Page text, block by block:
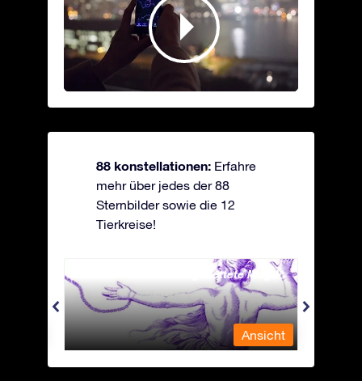
88 konstellationen: Erfahre
mehr über jedes der 88
Sternbilder sowie die 12
Tierkreise!
Andromeda - Die angekettete Magd
Ansicht